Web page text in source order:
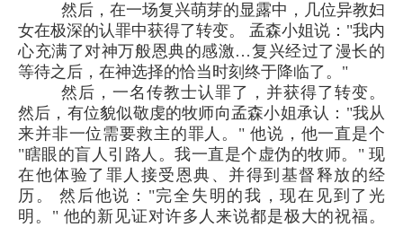
然后，在一场复兴萌芽的显露中，几位异教妇
女在极深的认罪中获得了转变。 孟森小姐说："我内
心充满了对神万般恩典的感激…复兴经过了漫长的
等待之后，在神选择的恰当时刻终于降临了。"
然后，一名传教士认罪了，并获得了转变。
然后，有位貌似敬虔的牧师向孟森小姐承认："我从
来并非一位需要救主的罪人。" 他说，他一直是个
"瞎眼的盲人引路人。我一直是个虚伪的牧师。" 现
在他体验了罪人接受恩典、并得到基督释放的经
历。 然后他说："完全失明的我，现在见到了光
明。" 他的新见证对许多人来说都是极大的祝福。